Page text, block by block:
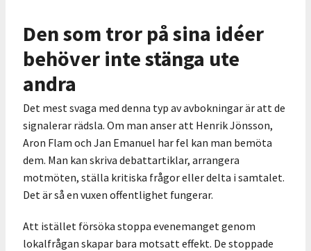
Den som tror på sina idéer
behöver inte stänga ute
andra
Det mest svaga med denna typ av avbokningar är att de
signalerar rädsla. Om man anser att Henrik Jönsson,
Aron Flam och Jan Emanuel har fel kan man bemöta
dem. Man kan skriva debattartiklar, arrangera
motmöten, ställa kritiska frågor eller delta i samtalet.
Det är så en vuxen offentlighet fungerar.
Att istället försöka stoppa evenemanget genom
lokalfrågan skapar bara motsatt effekt. De stoppade